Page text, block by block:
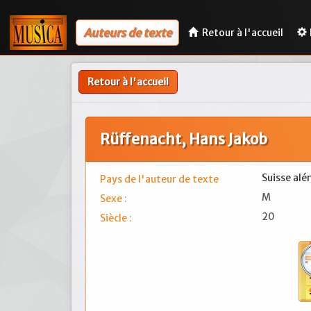
Auteurs de texte Retour à l'accueil
Retour à l'accueil
Rüffenacht, Hans Jakob
Pays de l'auteur de texte
Suisse
Sexe :
M
Siècle :
20